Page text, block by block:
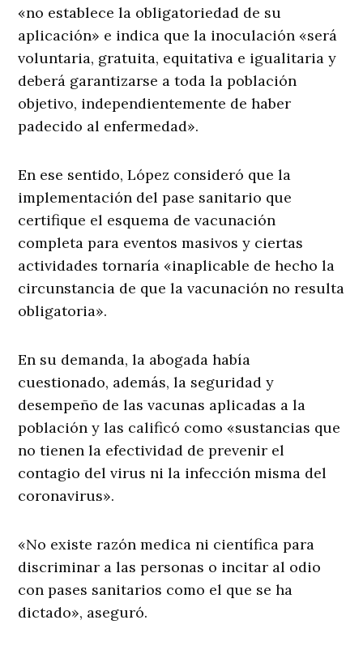
«no establece la obligatoriedad de su
aplicación» e indica que la inoculación «será
voluntaria, gratuita, equitativa e igualitaria y
deberá garantizarse a toda la población
objetivo, independientemente de haber
padecido al enfermedad».
En ese sentido, López consideró que la
implementación del pase sanitario que
certifique el esquema de vacunación
completa para eventos masivos y ciertas
actividades tornaría «inaplicable de hecho la
circunstancia de que la vacunación no resulta
obligatoria».
En su demanda, la abogada había
cuestionado, además, la seguridad y
desempeño de las vacunas aplicadas a la
población y las calificó como «sustancias que
no tienen la efectividad de prevenir el
contagio del virus ni la infección misma del
coronavirus».
«No existe razón medica ni científica para
discriminar a las personas o incitar al odio
con pases sanitarios como el que se ha
dictado», aseguró.